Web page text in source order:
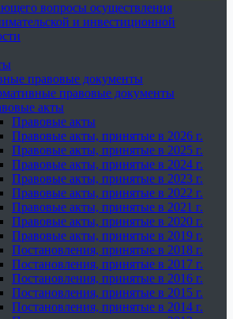
вопросы осуществления
и инвестиционной
правовые документы
правовые документы
акты
Правовые акты
Правовые акты, принятые в 2026 г.
Правовые акты, принятые в 2025 г.
Правовые акты, принятые в 2024 г.
Правовые акты, принятые в 2023 г.
Правовые акты, принятые в 2022 г.
Правовые акты, принятые в 2021 г.
Правовые акты, принятые в 2020 г.
Правовые акты, принятые в 2019 г.
Постановления, принятые в 2018 г.
Постановления, принятые в 2017 г.
Постановления, принятые в 2016 г.
Постановления, принятые в 2015 г.
Постановления, принятые в 2014 г.